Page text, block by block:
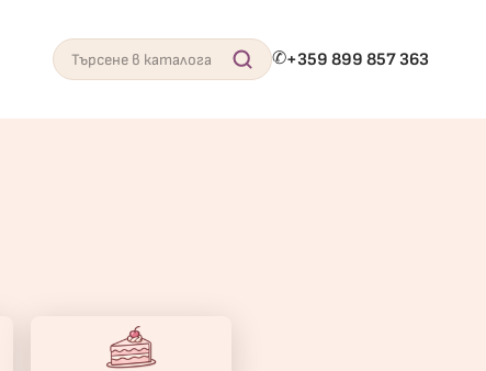
Search
✆+359 899 857 363